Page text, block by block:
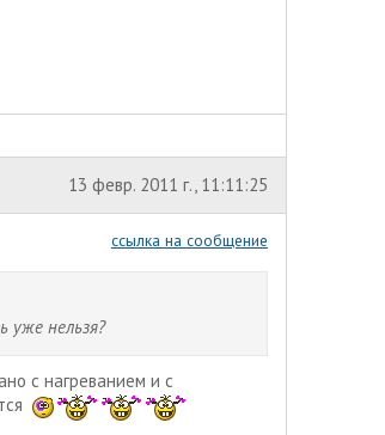
13 февр. 2011 г., 11:11:25
ссылка на сообщение
уже нельзя?
с нагреванием и с